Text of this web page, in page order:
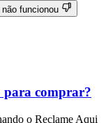
funcionou
para comprar?
o Reclame Aqui